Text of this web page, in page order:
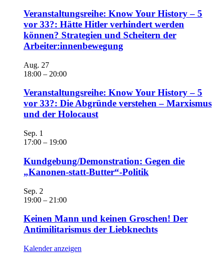
Veranstaltungsreihe: Know Your History – 5
vor 33?: Hätte Hitler verhindert werden
können? Strategien und Scheitern der
Arbeiter:innenbewegung
Aug. 27
18:00 – 20:00
Veranstaltungsreihe: Know Your History – 5
vor 33?: Die Abgründe verstehen – Marxismus
und der Holocaust
Sep. 1
17:00 – 19:00
Kundgebung/Demonstration: Gegen die
„Kanonen-statt-Butter“-Politik
Sep. 2
19:00 – 21:00
Keinen Mann und keinen Groschen! Der
Antimilitarismus der Liebknechts
Kalender anzeigen